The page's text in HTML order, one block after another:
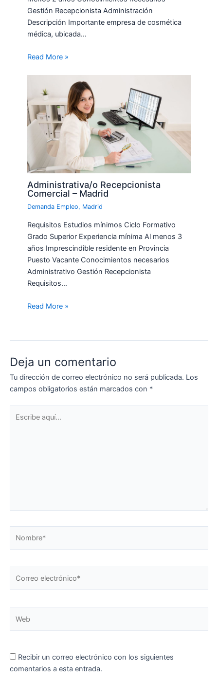
Gestión Recepcionista Administración
Descripción Importante empresa de cosmética
médica, ubicada…
Read More »
Administrativa/o Recepcionista
Comercial – Madrid
Demanda Empleo, Madrid
Requisitos Estudios mínimos Ciclo Formativo
Grado Superior Experiencia mínima Al menos 3
años Imprescindible residente en Provincia
Puesto Vacante Conocimientos necesarios
Administrativo Gestión Recepcionista
Requisitos…
Read More »
Deja un comentario
Tu dirección de correo electrónico no será publicada. Los
campos obligatorios están marcados con *
aquí...
electrónico*
Recibir un correo electrónico con los siguientes
comentarios a esta entrada.